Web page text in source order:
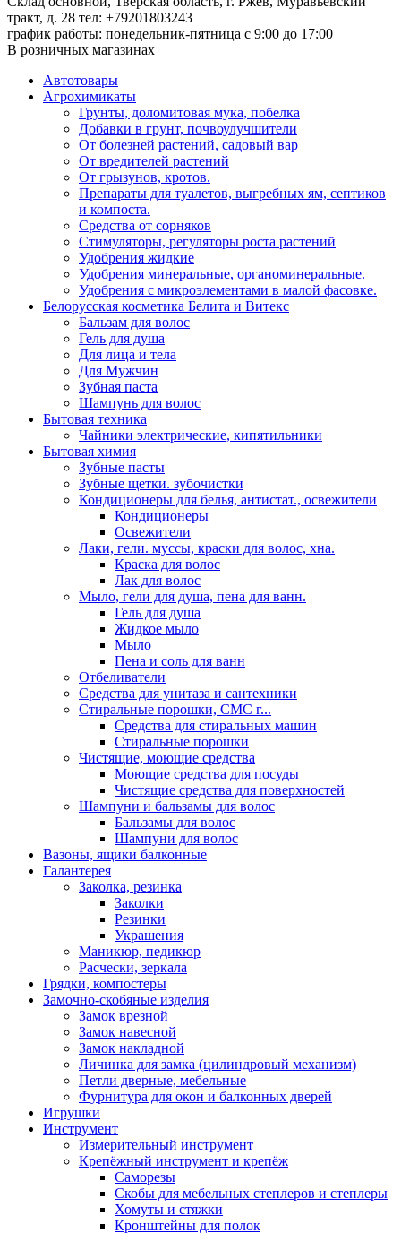
тракт, д. 28 тел: +79201803243
график работы: понедельник-пятница с 9:00 до 17:00
В розничных магазинах
Автотовары
Агрохимикаты
Грунты, доломитовая мука, побелка
Добавки в грунт, почвоулучшители
От болезней растений, садовый вар
От вредителей растений
От грызунов, кротов.
Препараты для туалетов, выгребных ям, септиков
и компоста.
Средства от сорняков
Стимуляторы, регуляторы роста растений
Удобрения жидкие
Удобрения минеральные, органоминеральные.
Удобрения с микроэлементами в малой фасовке.
Белорусская косметика Белита и Витекс
Бальзам для волос
Гель для душа
Для лица и тела
Для Мужчин
Зубная паста
Шампунь для волос
Бытовая техника
Чайники электрические, кипятильники
Бытовая химия
Зубные пасты
Зубные щетки. зубочистки
Кондиционеры для белья, антистат., освежители
Кондиционеры
Освежители
Лаки, гели. муссы, краски для волос, хна.
Краска для волос
Лак для волос
Мыло, гели для душа, пена для ванн.
Гель для душа
Жидкое мыло
Мыло
Пена и соль для ванн
Отбеливатели
Средства для унитаза и сантехники
Стиральные порошки, СМС г...
Средства для стиральных машин
Стиральные порошки
Чистящие, моющие средства
Моющие средства для посуды
Чистящие средства для поверхностей
Шампуни и бальзамы для волос
Бальзамы для волос
Шампуни для волос
Вазоны, ящики балконные
Галантерея
Заколка, резинка
Заколки
Резинки
Украшения
Маникюр, педикюр
Расчески, зеркала
Грядки, компостеры
Замочно-скобяные изделия
Замок врезной
Замок навесной
Замок накладной
Личинка для замка (цилиндровый механизм)
Петли дверные, мебельные
Фурнитура для окон и балконных дверей
Игрушки
Инструмент
Измерительный инструмент
Крепёжный инструмент и крепёж
Саморезы
Скобы для мебельных степлеров и степлеры
Хомуты и стяжки
Кронштейны для полок